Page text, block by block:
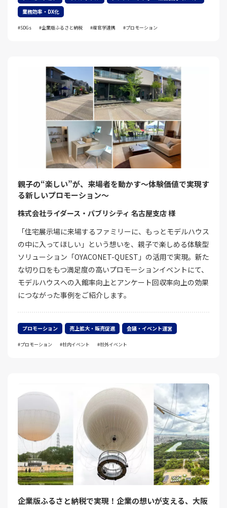
業務効率・DX化
SDGs 企業版ふるさと納税 産官学連携 プロモーション
親子の“楽しい”が、来場者を動かす～体験価値で実現す
る新しいプロモーション～
株式会社ライダース・パブリシティ 名古屋支店 様
「住宅展示場に来場するファミリーに、もっとモデルハウス
の中に入ってほしい」という想いを、親子で楽しめる体験型
ソリューション「OYACONET-QUEST」の活用で実現。新た
な切り口をもつ満足度の高いプロモーションイベントにて、
モデルハウスへの入館率向上とアンケート回収率向上の効果
につながった事例をご紹介します。
プロモーション 売上拡大・販売促進 会議・イベント運営
プロモーション 社内イベント 社外イベント
企業版ふるさと納税で実現！企業の想いが支える、大阪